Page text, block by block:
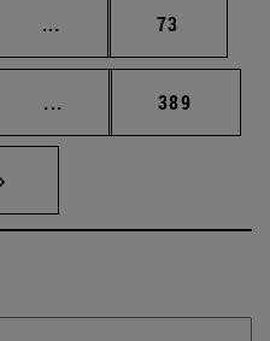
... Páginas intermedias
Página
73
... Páginas intermedias
Página
389